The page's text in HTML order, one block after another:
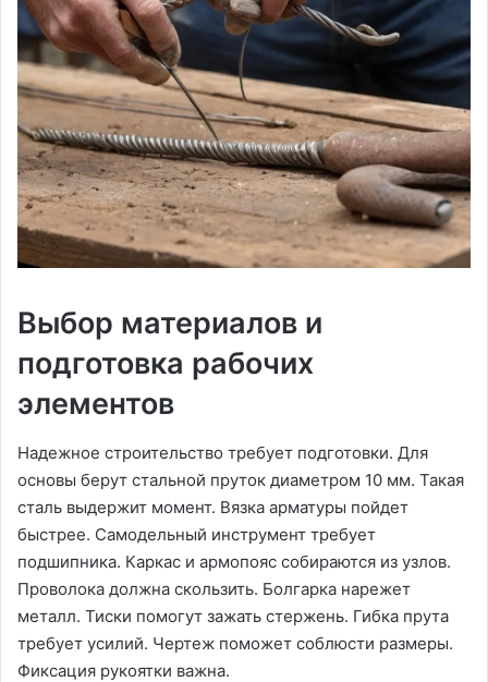
Выбор материалов и
подготовка рабочих
элементов
Надежное строительство требует подготовки. Для
основы берут стальной пруток диаметром 10 мм. Такая
сталь выдержит момент. Вязка арматуры пойдет
быстрее. Самодельный инструмент требует
подшипника. Каркас и армопояс собираются из узлов.
Проволока должна скользить. Болгарка нарежет
металл. Тиски помогут зажать стержень. Гибка прута
требует усилий. Чертеж поможет соблюсти размеры.
Фиксация рукоятки важна.